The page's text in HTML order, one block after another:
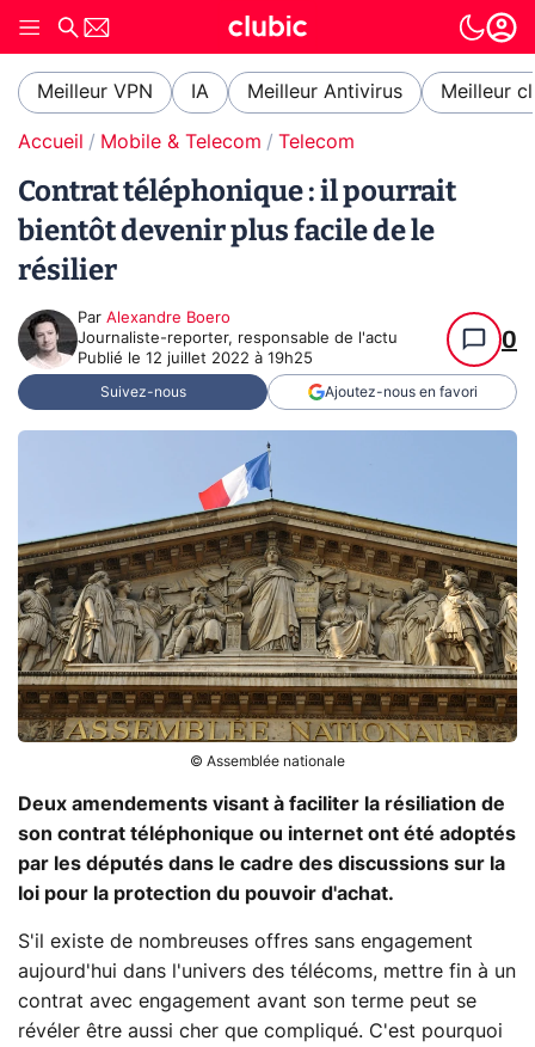
Meilleur VPN IA Meilleur Antivirus Meilleur
Accueil Mobile & Telecom Telecom
Contrat téléphonique : il pourrait
bientôt devenir plus facile de le
résilier
Par Alexandre Boero
Journaliste-reporter, responsable de l'actu
Publié le 12 juillet 2022 à 19h25
0
Suivez-nous Ajoutez-nous en favori
© Assemblée nationale
Deux amendements visant à faciliter la résiliation de
son contrat téléphonique ou internet ont été adoptés
par les députés dans le cadre des discussions sur la
loi pour la protection du pouvoir d'achat.
S'il existe de nombreuses offres sans engagement
aujourd'hui dans l'univers des télécoms, mettre fin à un
contrat avec engagement avant son terme peut se
révéler être aussi cher que compliqué. C'est pourquoi